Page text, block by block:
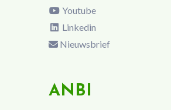
Youtube
Linkedin
Nieuwsbrief
ANBI